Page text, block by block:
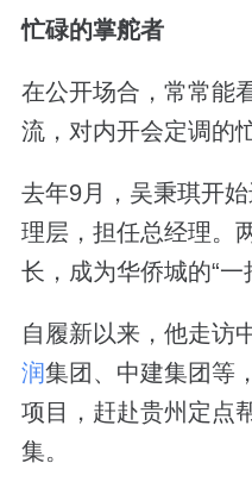
忙碌的掌舵者
在公开场合，常常能
流，对内开会定调的
去年9月，吴秉琪开始
理层，担任总经理。
长，成为华侨城的“一
自履新以来，他走访
润集团、中建集团等
项目，赶赴贵州定点
集。